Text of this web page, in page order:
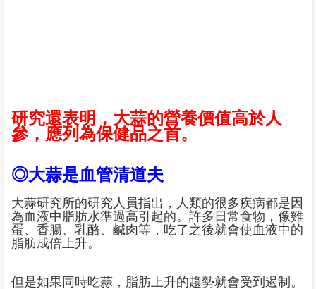
研究還表明，大蒜的營養價值高於人
參，應列為保健品之首。
◎大蒜是血管清道夫
大蒜研究所的研究人員指出，人類的很多疾病都是因
為血液中脂肪水準過高引起的。許多日常食物，像雞
蛋、香腸、乳酪、鹹肉等，吃了之後就會使血液中的
脂肪成倍上升。
但是如果同時吃蒜，脂肪上升的趨勢就會受到遏制。